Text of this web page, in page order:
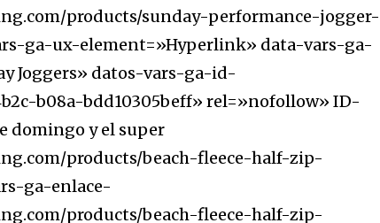
de
de correo eletrónico y da
respetamos tu
a tu INBOX. Tu información
products/sunday-performance-jogger-
ga-ux-element=»Hyperlink» data-vars-ga-
Joggers» datos-vars-ga-id-
b08a-bdd10305beff» rel=»nofollow» ID-
domingo y el super
products/beach-fleece-half-zip-
ga-enlace-
products/beach-fleece-half-zip-